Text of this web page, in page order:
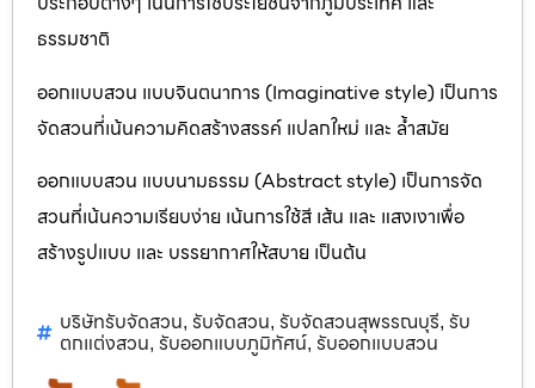
ธรรมชาติ
ออกแบบสวน แบบจินตนาการ (Imaginative style) เป็นการ
จัดสวนที่เน้นความคิดสร้างสรรค์ แปลกใหม่ และ ล้ำสมัย
ออกแบบสวน แบบนามธรรม (Abstract style) เป็นการจัด
สวนที่เน้นความเรียบง่าย เน้นการใช้สี เส้น และ แสงเงาเพื่อ
สร้างรูปแบบ และ บรรยากาศให้สบาย เป็นต้น
บริษัทรับจัดสวน, รับจัดสวน, รับจัดสวนสุพรรณบุรี, รับ
ตกแต่งสวน, รับออกแบบภูมิทัศน์, รับออกแบบสวน